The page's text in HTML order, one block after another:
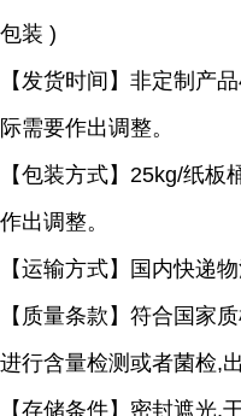
包装 )
【发货时间】非定制产品
际需要作出调整。
【包装方式】 25kg/纸板
作出调整。
【运输方式】国内快递
【质量条款】符合国家
进行含量检测或者菌检,
【存储条件】密封遮光,